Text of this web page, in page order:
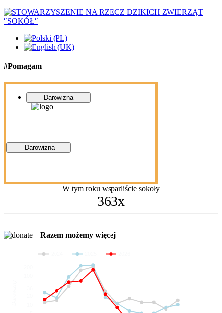
#Pomagam
Darowizna
Darowizna
W tym roku wsparliście sokoły
363x
Razem możemy więcej